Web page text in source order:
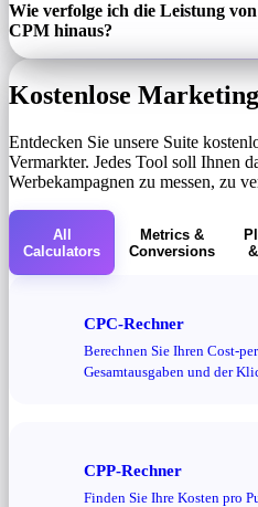
Wie verfolge ich die Leistung
CPM hinaus?
Kostenlose
Entdecken Sie unsere Suite
Vermarkter. Jedes Tool soll Ihnen
Werbekampagnen zu messen, zu
All
Calculators
Metrics &
Conversions
CPC-Rechner
Berechnen Sie Ihren Cost-
Gesamtausgaben und der
CPP-Rechner
Finden Sie Ihre Kosten pro